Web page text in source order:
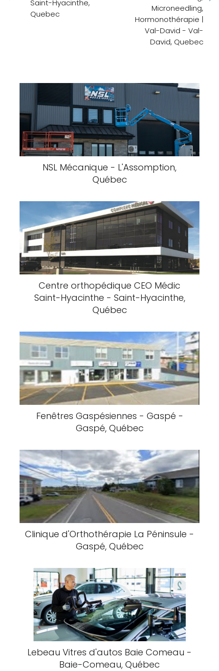
Saint-Hyacinthe,
Quebec
Microneedling,
Hormonothérapie |
Val-David - Val-
David, Quebec
NSL Mécanique - L'Assomption,
Québec
Centre orthopédique CEO Médic
Saint-Hyacinthe - Saint-Hyacinthe,
Québec
Fenêtres Gaspésiennes - Gaspé -
Gaspé, Québec
Clinique d'Orthothérapie La Péninsule -
Gaspé, Québec
Lebeau Vitres d'autos Baie Comeau -
Baie-Comeau, Québec